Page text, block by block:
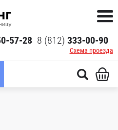
57-28 8 (812) 333-00-90
Схема проезда